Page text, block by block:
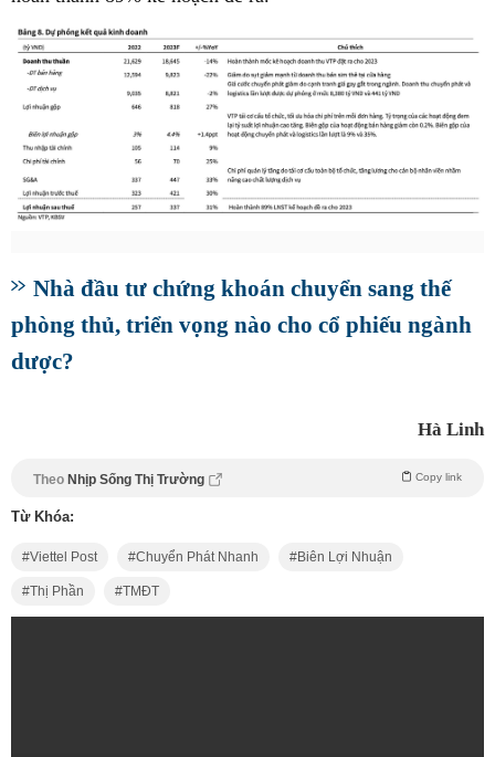
Nhà đầu tư chứng khoán chuyển sang thế
phòng thủ, triển vọng nào cho cổ phiếu ngành
dược?
Hà Linh
Theo Nhịp Sống Thị Trường Copy link
Từ Khóa:
Viettel Post Chuyển Phát Nhanh Biên Lợi Nhuận
Thị Phần TMĐT